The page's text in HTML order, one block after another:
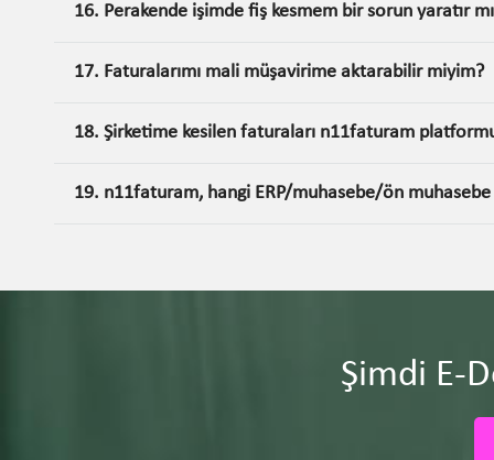
16. Perakende işimde fiş kesmem bir sorun yaratır
17. Faturalarımı mali müşavirime aktarabilir miyim?
18. Şirketime kesilen faturaları n11faturam
19. n11faturam, hangi ERP/muhasebe/ön muhasebe
Şimdi E-